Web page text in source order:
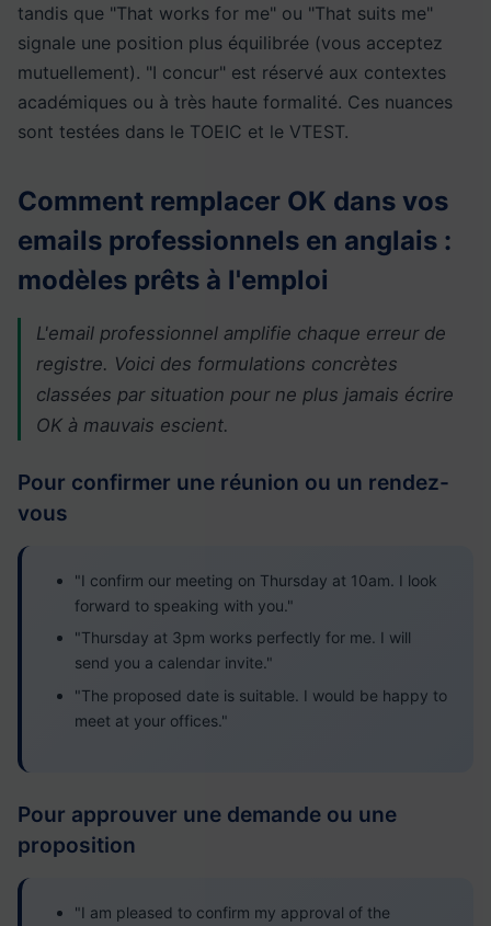
tandis que "That works for me" ou "That suits me"
signale une position plus équilibrée (vous acceptez
mutuellement). "I concur" est réservé aux contextes
académiques ou à très haute formalité. Ces nuances
sont testées dans le TOEIC et le VTEST.
Comment remplacer OK dans vos
emails professionnels en anglais :
modèles prêts à l'emploi
L'email professionnel amplifie chaque erreur de
registre. Voici des formulations concrètes
classées par situation pour ne plus jamais écrire
OK à mauvais escient.
Pour confirmer une réunion ou un rendez-
vous
"I confirm our meeting on Thursday at 10am. I look
forward to speaking with you."
"Thursday at 3pm works perfectly for me. I will
send you a calendar invite."
"The proposed date is suitable. I would be happy to
meet at your offices."
Pour approuver une demande ou une
proposition
"I am pleased to confirm my approval of the